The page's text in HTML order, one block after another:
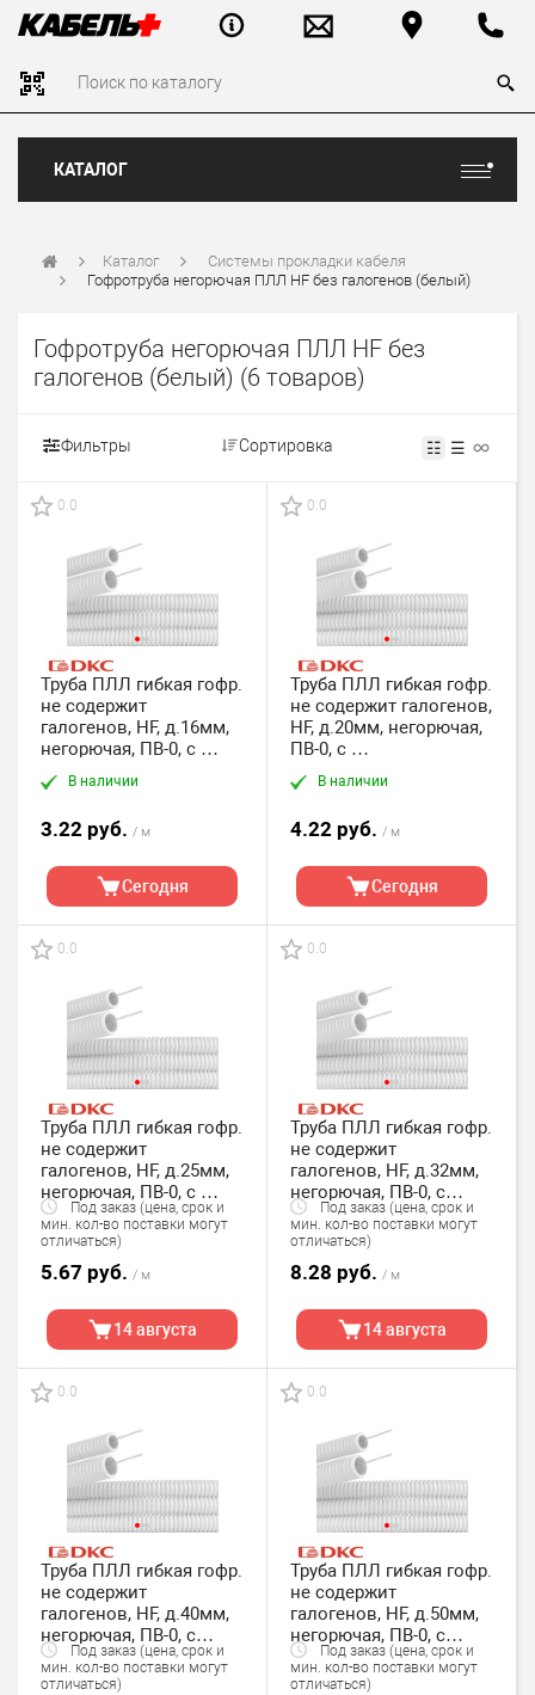
КАТАЛОГ
Каталог
Системы прокладки кабеля
Гофротруба негорючая ПЛЛ HF без галогенов (белый)
Гофротруба негорючая ПЛЛ HF без
галогенов (белый) (6 товаров)
Фильтры Сортировка ☷ ☰
0.0
Труба ПЛЛ гибкая гофр.
не содержит
галогенов, HF, д.16мм,
негорючая, ПВ-0, с
протяжкой,100м, цвет
белый DKC
В наличии
3.22 руб. / м
Сегодня
0.0
Труба ПЛЛ гибкая гофр.
не содержит галогенов,
HF, д.20мм, негорючая,
ПВ-0, с
протяжкой,100м, цвет
белый DKC
В наличии
4.22 руб. / м
Сегодня
0.0
Труба ПЛЛ гибкая гофр.
не содержит
галогенов, HF, д.25мм,
негорючая, ПВ-0, с
протяжкой,50м, цвет
белый DKC
Под заказ (цена, срок и
мин. кол-во поставки могут
отличаться)
5.67 руб. / м
14 августа
0.0
Труба ПЛЛ гибкая гофр.
не содержит
галогенов, HF, д.32мм,
негорючая, ПВ-0, с
протяжкой,25м, цвет
белый DKC
Под заказ (цена, срок и
мин. кол-во поставки могут
отличаться)
8.28 руб. / м
14 августа
0.0
Труба ПЛЛ гибкая гофр.
не содержит
галогенов, HF, д.40мм,
негорючая, ПВ-0, с
протяжкой,20м, цвет
белый DKC
Под заказ (цена, срок и
мин. кол-во поставки могут
отличаться)
0.0
Труба ПЛЛ гибкая гофр.
не содержит
галогенов, HF, д.50мм,
негорючая, ПВ-0, с
протяжкой,15м, цвет
белый DKC
Под заказ (цена, срок и
мин. кол-во поставки могут
отличаться)